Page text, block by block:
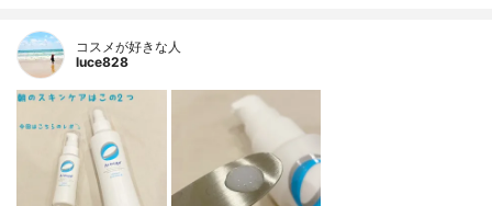
コスメが好きな人
luce828